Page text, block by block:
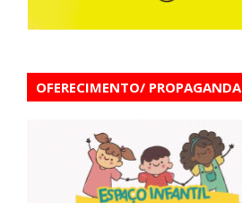
OFERECIMENTO/ PROPAGANDA